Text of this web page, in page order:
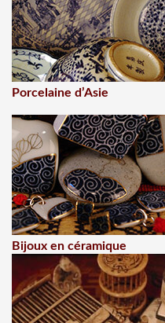
Porcelaine d’Asie
Bijoux en céramique